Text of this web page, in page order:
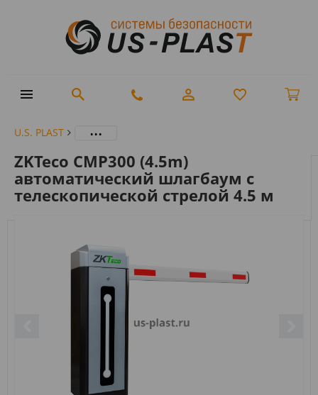
U.S. PLAST ...
ZKTeco CMP300 (4.5m)
автоматический шлагбаум с
телескопической стрелой 4.5 м